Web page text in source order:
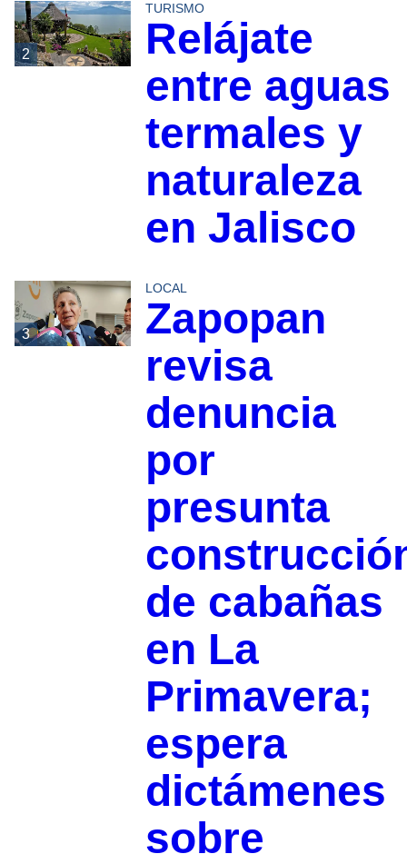
2
TURISMO
Relájate
entre aguas
termales y
naturaleza
en Jalisco
3
LOCAL
Zapopan
revisa
denuncia
por
presunta
de cabañas
en La
Primavera;
espera
dictámenes
sobre